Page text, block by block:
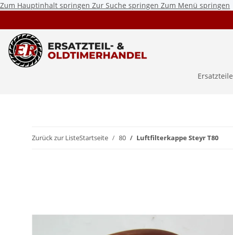
Zum Hauptinhalt springen Zur Suche springen Zum Menü springen
Ersatzteile
Zurück zur ListeStartseite 80 Luftfilterkappe Steyr T80